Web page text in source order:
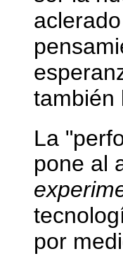
también
La
pone al
por